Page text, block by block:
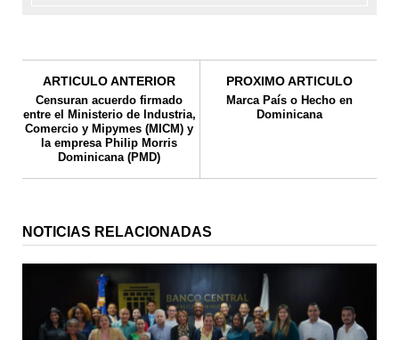
ARTICULO ANTERIOR
Censuran acuerdo firmado
entre el Ministerio de Industria,
Comercio y Mipymes (MICM) y
la empresa Philip Morris
Dominicana (PMD)
PROXIMO ARTICULO
Marca País o Hecho en
Dominicana
NOTICIAS RELACIONADAS